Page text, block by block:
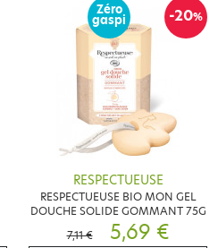
-20%
Zéro
gaspi
RESPECTUEUSE
RESPECTUEUSE BIO MON GEL
DOUCHE SOLIDE GOMMANT 75G
7,11 €
5,69 €